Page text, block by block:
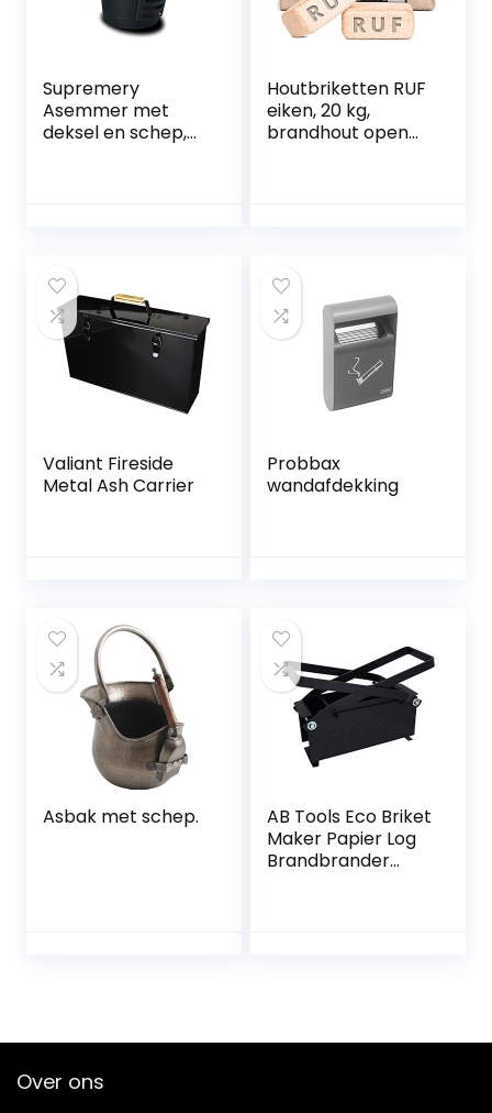
Supremery
Asemmer met
deksel en schep,
Houtbriketten RUF
eiken, 20 kg,
brandhout open
Valiant Fireside
Metal Ash Carrier
Probbax
wandafdekking
Asbak met schep.
AB Tools Eco Briket
Maker Papier Log
Brandbrander
Over ons